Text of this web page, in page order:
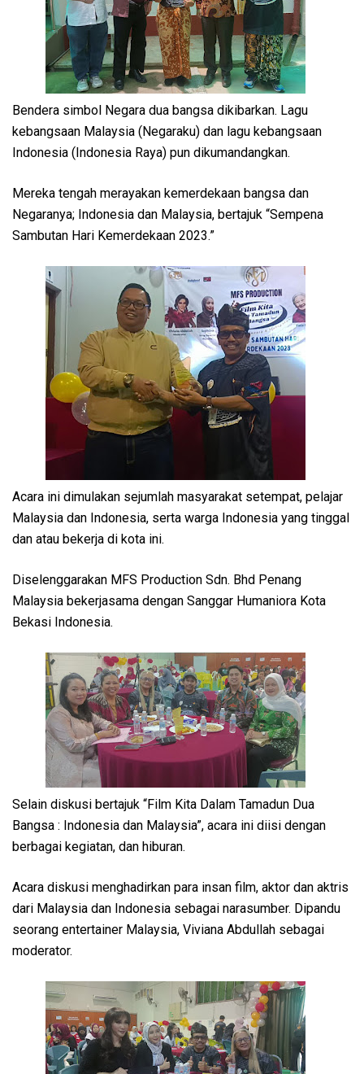
Bendera simbol Negara dua bangsa dikibarkan. Lagu
kebangsaan Malaysia (Negaraku) dan lagu kebangsaan
Indonesia (Indonesia Raya) pun dikumandangkan.
Mereka tengah merayakan kemerdekaan bangsa dan
Negaranya; Indonesia dan Malaysia, bertajuk “Sempena
Sambutan Hari Kemerdekaan 2023.”
Acara ini dimulakan sejumlah masyarakat setempat, pelajar
Malaysia dan Indonesia, serta warga Indonesia yang tinggal
dan atau bekerja di kota ini.
Diselenggarakan MFS Production Sdn. Bhd Penang
Malaysia bekerjasama dengan Sanggar Humaniora Kota
Bekasi Indonesia.
Selain diskusi bertajuk “Film Kita Dalam Tamadun Dua
Bangsa : Indonesia dan Malaysia”, acara ini diisi dengan
berbagai kegiatan, dan hiburan.
Acara diskusi menghadirkan para insan film, aktor dan aktris
dari Malaysia dan Indonesia sebagai narasumber. Dipandu
seorang entertainer Malaysia, Viviana Abdullah sebagai
moderator.